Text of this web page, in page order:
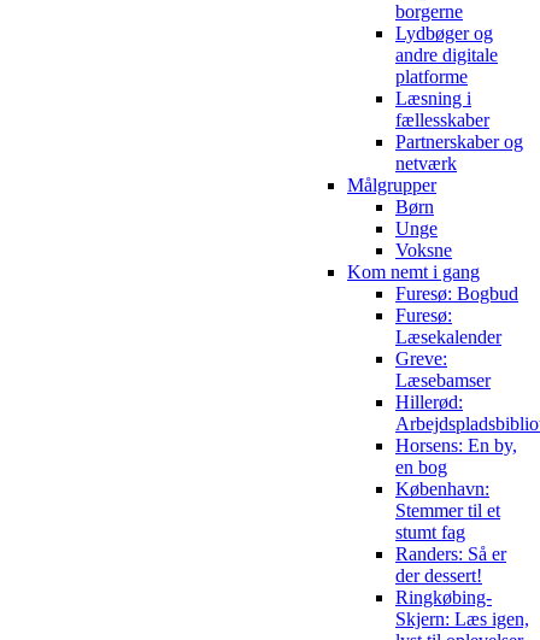
borgerne
Lydbøger og
andre digitale
platforme
Læsning i
fællesskaber
Partnerskaber og
netværk
Målgrupper
Børn
Unge
Voksne
Kom nemt i gang
Furesø: Bogbud
Furesø:
Læsekalender
Greve:
Læsebamser
Hillerød:
Horsens: En by,
en bog
København:
Stemmer til et
stumt fag
Randers: Så er
der dessert!
Ringkøbing-
Skjern: Læs igen,